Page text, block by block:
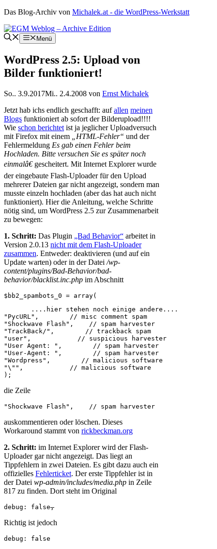
Zum
springen
Das Blog-Archiv von Michalek.at - die WordPress-Werkstatt
Menü
WordPress 2.5: Upload von
Bilder funktioniert!
So.. 3.9.2017Mi.. 2.4.2008 von Ernst Michalek
Jetzt hab ichs endlich geschafft: aufallen meinen
Blogs funktioniert ab sofort der Bilderupload!!!!
Wie schon berichtet ist ja jeglicher Uploadversuch
mit Firefox mit einem
„HTML-Fehler“ und der
Fehlermeldung Es gab einen Fehler beim
Hochladen. Bitte versuchen Sie es später noch
einmalâ€gescheitert. Mit Internet Explorer wurde
der eingebaute Flash-Uploader für den Upload
mehrerer Dateien gar nicht angezeigt, sondern man
musste einzeln hochladen (aber das hat auch nicht
funktioniert). Hier die Anleitung, welche Schritte
nötig sind, um WordPress 2.5 zur Zusammenarbeit
zu bewegen:
1. Schritt: Das Plugin „Bad Behavior“ arbeitet in
Version 2.0.13 nicht mit dem Flash-Uploader
zusammen. Entweder: deaktivieren (und auf ein
Update warten) oder in der Datei /wp-
content/plugins/Bad-Behavior/bad-
behavior/blacklist.inc.php im Abschnitt
$bb2_spambots_0 = array(
       ....hier stehen noch einige andere....
"PycURL",        // misc comment spam
"Shockwave Flash",    // spam harvester
"TrackBack/",        // trackback spam
"user",            // suspicious harvester
"User Agent: ",        // spam harvester
"User-Agent: ",        // spam harvester
"Wordpress",        // malicious software
"\"",            // malicious software
);
die Zeile
"Shockwave Flash",    // spam harvester
auskommentieren oder löschen. Dieses
Workaround stammt von rickbeckman.org
2. Schritt: im Internet Explorer wird der Flash-
Uploader gar nicht angezeigt. Das liegt an
Tippfehlern in zwei Dateien. Es gibt dazu auch ein
offizielles Fehlerticket. Der erste Tippfehler ist in
der Datei wp-admin/includes/media.php in Zeile
817 zu finden. Dort steht im Original
debug: false,
Richtig ist jedoch
debug: false